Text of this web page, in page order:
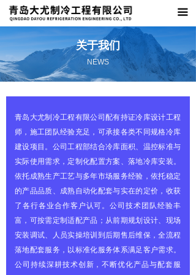
끀
首页
关于我们
产品中心
新闻资讯
联系我们
关于我们
NEWS
青岛大尤制冷工程有限公司配有持证冷库设计工程
师，施工团队经验充足，可承接各类不同规格冷库
建设项目。公司工程部结合冷库面积、温控标准与
实际使用需求，定制化配置方案、落地冷库安装。
依托成熟生产工艺与多年市场服务经验，依托稳定
的产品品质、成熟自动化配套与实在的定价，收获
了各行各业合作客户认可。公司技术团队经验丰
富，可按需定制适配产品；从前期规划设计、现场
安装调试、人员实操培训到后期售后维保，全流程
落地配套服务，以标准化服务体系满足客户需求。
公司持续深耕技术创新，不断优化产品与配套服